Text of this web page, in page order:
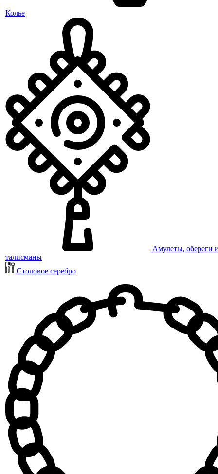
Колье
Амулеты, обереги
талисманы
Столовое серебро